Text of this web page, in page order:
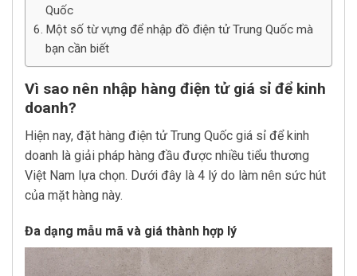
Quốc
Một số từ vựng để nhập đồ điện tử Trung Quốc mà
bạn cần biết
Vì sao nên nhập hàng điện tử giá sỉ để kinh
doanh?
Hiện nay, đặt hàng điện tử Trung Quốc giá sỉ để kinh
doanh là giải pháp hàng đầu được nhiều tiểu thương
Việt Nam lựa chọn. Dưới đây là 4 lý do làm nên sức hút
của mặt hàng này.
Đa dạng mẫu mã và giá thành hợp lý